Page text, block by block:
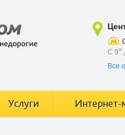
С 900
Все
Услуги Интернет-